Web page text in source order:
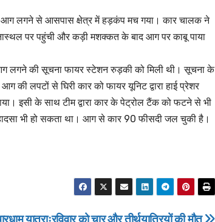
लगने से आसपास क्षेत्र में हड़कंप मच गया। कार चालक ने
पर पहुंची और कड़ी मशक्कत के बाद आग पर काबू पाया
लगने की सूचना फायर स्टेशन रुड़की को मिली थी। सूचना के
लपटों से घिरी कार को फायर यूनिट द्वारा हाई प्रेशर
इसी के साथ टीम द्वारा कार के पेट्रोल टैंक को फटने से भी
भी हो सकता था। आग से कार 90 फीसदी जल चुकी है।
यात्राःरविवार को चार और तीर्थयात्रियों की मौत